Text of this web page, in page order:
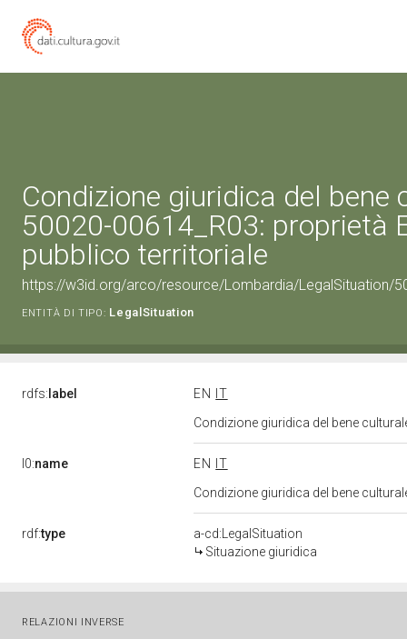
Condizione giuridica del bene
50020-00614_R03: proprietà
pubblico territoriale
https://w3id.org/arco/resource/Lombardia/LegalSituation/
ENTITÀ DI TIPO: LegalSituation
rdfs: label EN
IT
Condizione giuridica del bene
l0:name EN
IT
Condizione giuridica del bene
rdf:type
a-cd:LegalSituation
Situazione giuridica
RELAZIONI INVERSE